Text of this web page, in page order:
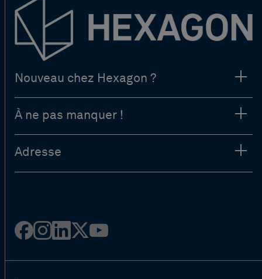
Nouveau chez Hexagon ?
À ne pas manquer !
Adresse
Facebook
Instagram
Linked
Twitter
Youtube